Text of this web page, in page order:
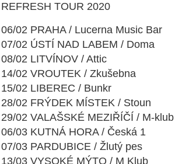
REFRESH TOUR 2020
06/02 PRAHA / Lucerna Music Bar
07/02 ÚSTÍ NAD LABEM / Doma
08/02 LITVÍNOV / Attic
14/02 VROUTEK / Zkušebna
15/02 LIBEREC / Bunkr
28/02 FRÝDEK MÍSTEK / Stoun
29/02 VALAŠSKÉ MEZIŘÍČÍ / M-klub
06/03 KUTNÁ HORA / Česká 1
07/03 PARDUBICE / Žlutý pes
13/03 VYSOKÉ MÝTO / M Klub